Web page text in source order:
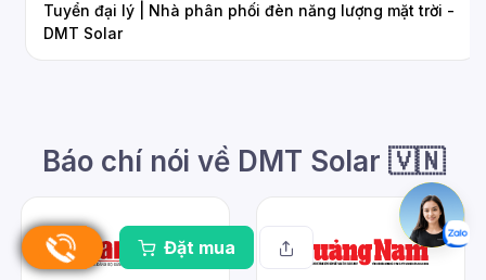
Đặt mua
Tuyển đại lý | Nhà phân phối đèn năng lượng mặt trời -
DMT Solar
Báo chí nói về DMT Solar 🇻🇳